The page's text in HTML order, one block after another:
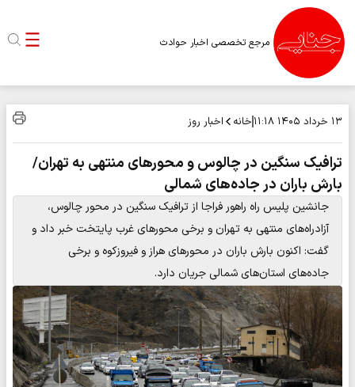
مرجع تخصصی اخبار حوادث
۱۳ خرداد ۱۴۰۵ ۱۱:۱۸ خانه اخبار روز
ترافیک سنگین در چالوس و محورهای منتهی به تهران/
بارش باران در جاده‌های شمالی
جانشین پلیس راه راهور فراجا از ترافیک سنگین در محور چالوس،
آزادراه‌های منتهی به تهران و برخی محورهای غرب پایتخت خبر داد و
گفت: اکنون بارش باران در محورهای هراز و فیروزکوه و برخی
جاده‌های استان‌های شمالی جریان دارد.